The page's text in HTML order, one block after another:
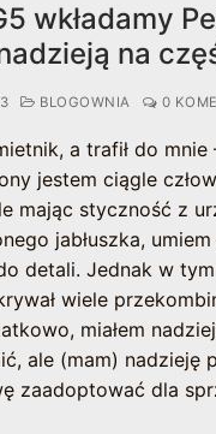
wkładamy
na
BLOGOWNIA 0
a trafił do mnie
jestem ciągle
mając styczność z
jabłuszka,
detali. Jednak w
wiele
miałem
ale (mam) nadzieję
zaadoptować dla